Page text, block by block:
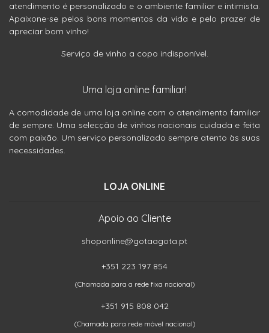
atendimento é personalizado e o ambiente familiar e intimista.
Apaixone-se pelos bons momentos da vida e pelo prazer de
apreciar bom vinho!
Serviço de vinho a copo indisponível.
Uma loja online familiar!
A comodidade de uma loja online com o atendimento familiar
de sempre. Uma selecção de vinhos nacionais cuidada e feita
com paixão. Um serviço personalizado sempre atento às suas
necessidades.
LOJA ONLINE
Apoio ao Cliente
shoponline@gotaagota.pt
+351 223 197 854
(Chamada para a rede fixa nacional)
+351 915 808 042
(Chamada para rede móvel nacional)